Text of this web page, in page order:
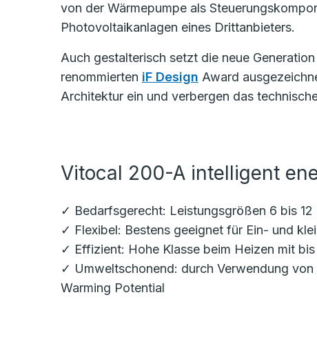
von der Wärmepumpe als
Photovoltaikanlagen eines Drittanbieters.
Auch gestalterisch setzt die neue
renommierten iF Design Award
Architektur ein und verbergen das
Vitocal 200-A intelligent
✓ Bedarfsgerecht: Leistungsgrößen 6 bis
✓ Flexibel: Bestens geeignet für Ein- und
✓ Effizient: Hohe Klasse beim Heizen mit
✓ Umweltschonend: durch Verwendung
Warming Potential